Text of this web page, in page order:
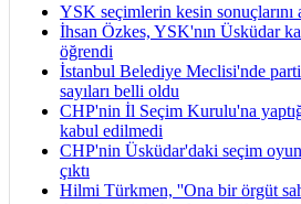
YSK seçimlerin kesin sonuçlarını
İhsan Özkes, YSK'nın Üsküdar
öğrendi
İstanbul Belediye Meclisi'nde
sayıları belli oldu
CHP'nin İl Seçim Kurulu'na
kabul edilmedi
CHP'nin Üsküdar'daki seçim
çıktı
Hilmi Türkmen, ''Ona bir örgüt